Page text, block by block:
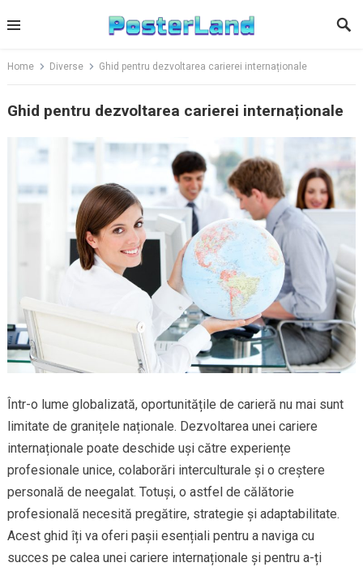
to
Home Diverse Ghid pentru dezvoltarea carierei internaționale
Ghid pentru dezvoltarea carierei internaționale
Într-o lume globalizată, oportunitățile de carieră nu mai sunt
limitate de granițele naționale. Dezvoltarea unei cariere
internaționale poate deschide uși către experiențe
profesionale unice, colaborări interculturale și o creștere
personală de neegalat. Totuși, o astfel de călătorie
profesională necesită pregătire, strategie și adaptabilitate.
Acest ghid îți va oferi pașii esențiali pentru a naviga cu
succes pe calea unei cariere internaționale și pentru a-ți